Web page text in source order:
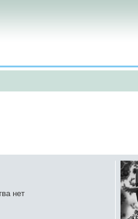
нет